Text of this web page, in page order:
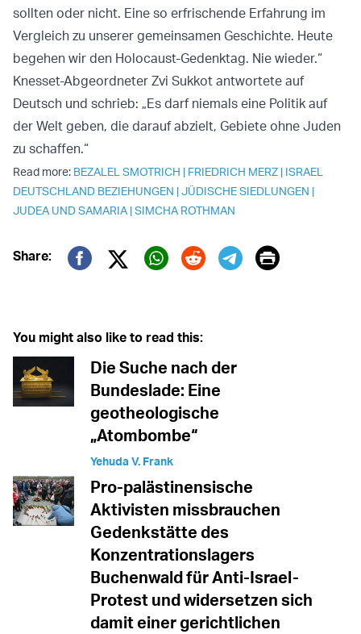
sollten oder nicht. ​Eine so erfrischende Erfahrung im
Vergleich zu unserer gemeinsamen Geschichte. ​Heute
begehen wir den Holocaust-Gedenktag. ​Nie wieder.“
Knesset-Abgeordneter Zvi Sukkot antwortete auf
Deutsch und schrieb: „Es darf niemals eine Politik auf
der Welt geben, die darauf abzielt, Gebiete ohne Juden
zu schaffen.“
Read more: BEZALEL SMOTRICH | FRIEDRICH MERZ | ISRAEL
DEUTSCHLAND BEZIEHUNGEN |JÜDISCHE SIEDLUNGEN |
JUDEA UND SAMARIA |SIMCHA ROTHMAN
Share:
Twitter (X)
Print
You might also like to read this:
Die Suche nach der
Bundeslade: Eine
geotheologische
„Atombombe“
Yehuda V. Frank
Pro-palästinensische
Aktivisten missbrauchen
Gedenkstätte des
Konzentrationslagers
Buchenwald für Anti-Israel-
Protest und widersetzen sich
damit einer gerichtlichen